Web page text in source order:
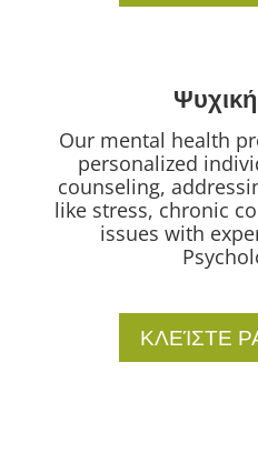
Our mental health
personalized
counseling,
like stress, chronic
issues with
ΚΛΕΊΣΤΕ